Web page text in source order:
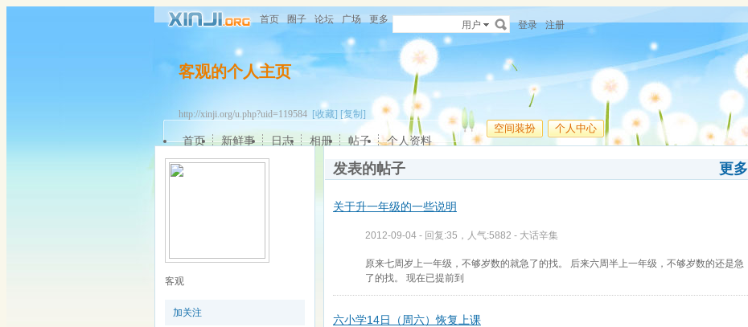
首页 圈子 论坛 广场 更多 用户 登录 注册
客观的个人主页
http://xinji.org/u.php?uid=119584 [收藏] [复制]
空间装扮 个人中心
首页 新鲜事 日志 相册 帖子 个人资料
客观
加关注
更多
发表的帖子
关于升一年级的一些说明
2012-09-04 - 回复:35，人气:5882 - 大话辛集
原来七周岁上一年级，不够岁数的就急了的找。 后来六周半上一年级，不够岁数的还是急
了的找。 现在已提前到
六小学14日（周六）恢复上课